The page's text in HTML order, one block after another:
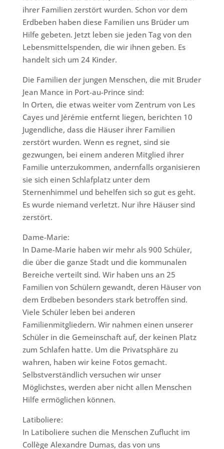
ihrer Familien zerstört wurden. Schon vor dem
Erdbeben haben diese Familien uns Brüder um
Hilfe gebeten. Jetzt leben sie jeden Tag von den
Lebensmittelspenden, die wir ihnen geben. Es
handelt sich um 24 Kinder.
Die Familien der jungen Menschen, die mit Bruder
Jean Mance in Port-au-Prince sind:
In Orten, die etwas weiter vom Zentrum von Les
Cayes und Jérémie entfernt liegen, berichten 10
Jugendliche, dass die Häuser ihrer Familien
zerstört wurden. Wenn es regnet, sind sie
gezwungen, bei einem anderen Mitglied ihrer
Familie unterzukommen, andernfalls organisieren
sie sich einen Schlafplatz unter dem
Sternenhimmel und behelfen sich so gut es geht.
Es wurde niemand verletzt. Nur ihre Häuser sind
zerstört.
Dame-Marie:
In Dame-Marie haben wir mehr als 900 Schüler,
die über die ganze Stadt und die kommunalen
Bereiche verteilt sind. Wir haben uns an 25
Familien von Schülern gewandt, deren Häuser von
dem Erdbeben besonders stark betroffen sind.
Viele Schüler leben bei anderen
Familienmitgliedern. Wir nahmen einen unserer
Schüler in die Gemeinschaft auf, der keinen Platz
zum Schlafen hatte. Um die Privatsphäre zu
wahren, haben wir keine Fotos gemacht.
Selbstverständlich versuchen wir unser
Möglichstes, werden aber nicht allen Menschen
Hilfe ermöglichen können.
Latiboliere:
In Latiboliere suchen die Menschen Zuflucht im
Collège Alexandre Dumas, das von uns